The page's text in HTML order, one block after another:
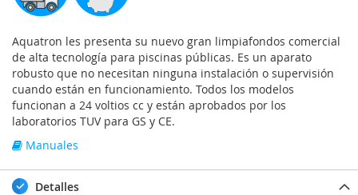
Aquatron les presenta su nuevo gran limpiafondos comercial
de alta tecnología para piscinas públicas. Es un aparato
robusto que no necesitan ninguna instalación o supervisión
cuando están en funcionamiento. Todos los modelos
funcionan a 24 voltios cc y están aprobados por los
laboratorios TUV para GS y CE.
Manuales
Detalles